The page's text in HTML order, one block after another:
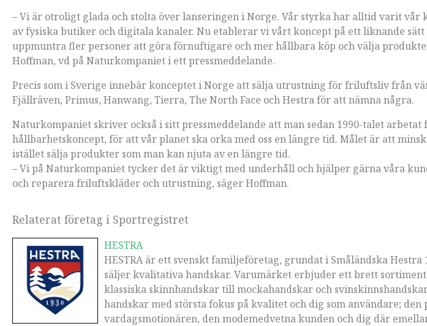
– Vi är otroligt glada och stolta över lanseringen i Norge. Vår styrka har alltid varit vår
av fysiska butiker och digitala kanaler. Nu etablerar vi vårt koncept på ett liknande
uppmuntra fler personer att göra förnuftigare och mer hållbara köp och välja
Hoffman, vd på Naturkompaniet i ett pressmeddelande.
Precis som i Sverige innebär konceptet i Norge att sälja utrustning för friluftsliv från
Fjällräven, Primus, Hanwang, Tierra, The North Face och Hestra för att nämna några.
Naturkompaniet skriver också i sitt pressmeddelande att man sedan 1990-talet
hållbarhetskoncept, för att vår planet ska orka med oss en längre tid. Målet är att
istället sälja produkter som man kan njuta av en längre tid.
– Vi på Naturkompaniet tycker det är viktigt med underhåll och hjälper gärna våra
och reparera friluftskläder och utrustning, säger Hoffman.
Relaterat företag i Sportregistret
HESTRA
HESTRA är ett svenskt familjeföretag, grundat i Småländska
säljer kvalitativa handskar. Varumärket erbjuder ett brett
klassiska skinnhandskar till mockahandskar och
handskar med största fokus på kvalitet och dig som användare; den
vardagsmotionären, den modemedvetna kunden och dig där